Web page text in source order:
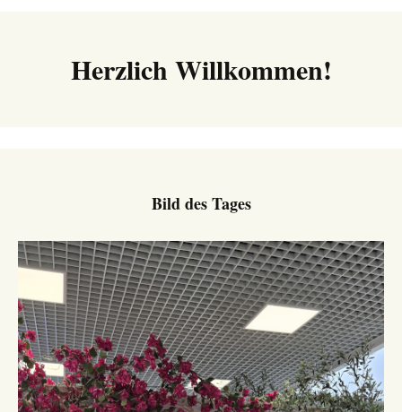
Herzlich Willkommen!
Bild des Tages